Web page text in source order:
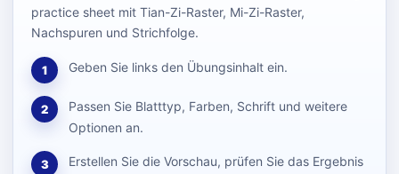
practice sheet mit Tian-Zi-Raster, Mi-Zi-Raster,
Nachspuren und Strichfolge.
1 Geben Sie links den Übungsinhalt ein.
2
Passen Sie Blatttyp, Farben, Schrift und weitere
Optionen an.
3
Erstellen Sie die Vorschau, prüfen Sie das Ergebnis